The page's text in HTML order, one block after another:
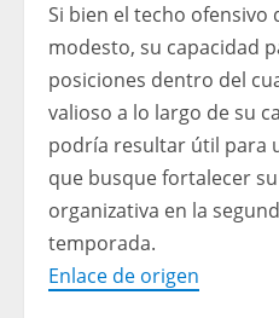
Si bien el techo ofensivo
modesto, su capacidad
posiciones dentro del
valioso a lo largo de su
podría resultar útil para
que busque fortalecer
organizativa en la
temporada.
Enlace de origen